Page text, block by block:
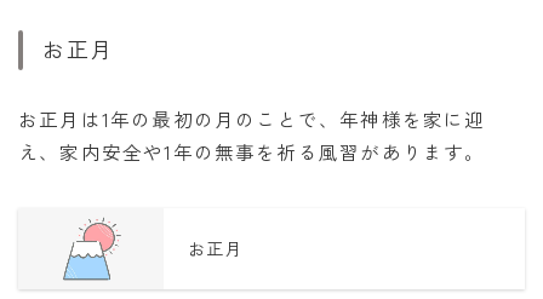
お正月
お正月は1年の最初の月のことで、年神様を家に迎
え、家内安全や1年の無事を祈る風習があります。
お正月